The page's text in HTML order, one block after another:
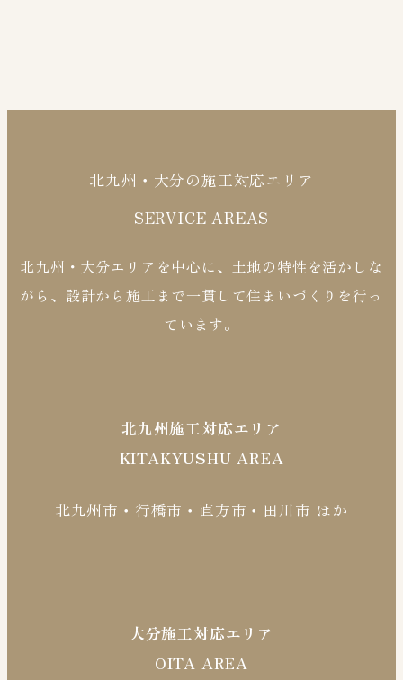
北九州・大分の施工対応エリア
SERVICE AREAS
北九州・大分エリアを中心に、土地の特性を活かしな
がら、設計から施工まで一貫して住まいづくりを行っ
ています。
北九州施工対応エリア
KITAKYUSHU AREA
北九州市・行橋市・直方市・田川市 ほか
大分施工対応エリア
OITA AREA